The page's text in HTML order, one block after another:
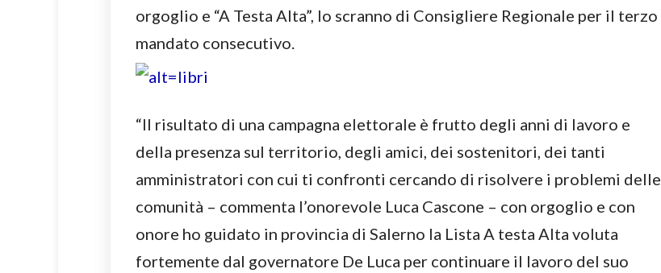
orgoglio e “A Testa Alta”, lo scranno di Consigliere Regionale per il terzo
mandato consecutivo.
“Il risultato di una campagna elettorale è frutto degli anni di lavoro e
della presenza sul territorio, degli amici, dei sostenitori, dei tanti
amministratori con cui ti confronti cercando di risolvere i problemi delle
comunità – commenta l’onorevole Luca Cascone – con orgoglio e con
onore ho guidato in provincia di Salerno la Lista A testa Alta voluta
fortemente dal governatore De Luca per continuare il lavoro del suo